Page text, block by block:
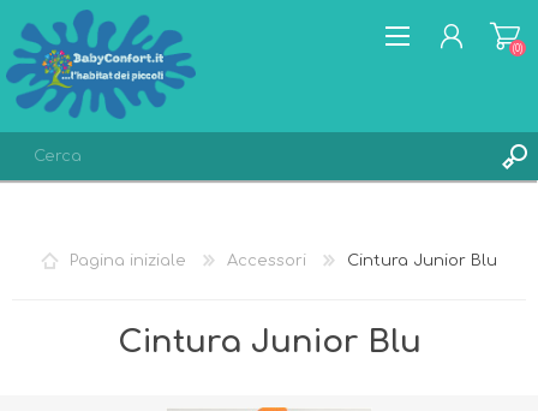
LISTA DEI DESIDERI
(0)
Pagina iniziale Accessori Cintura Junior Blu
Cintura Junior Blu